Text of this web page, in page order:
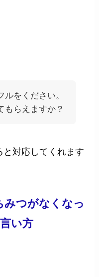
をください。
もらえますか？
と対応してくれます
みつがなくなっ
い方